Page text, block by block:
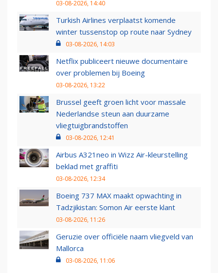
03-08-2026, 14:40
Turkish Airlines verplaatst komende
winter tussenstop op route naar Sydney
03-08-2026, 14:03
Netflix publiceert nieuwe documentaire
over problemen bij Boeing
03-08-2026, 13:22
Brussel geeft groen licht voor massale
Nederlandse steun aan duurzame
vliegtuigbrandstoffen
03-08-2026, 12:41
Airbus A321neo in Wizz Air-kleurstelling
beklad met graffiti
03-08-2026, 12:34
Boeing 737 MAX maakt opwachting in
Tadzjikistan: Somon Air eerste klant
03-08-2026, 11:26
Geruzie over officiële naam vliegveld van
Mallorca
03-08-2026, 11:06